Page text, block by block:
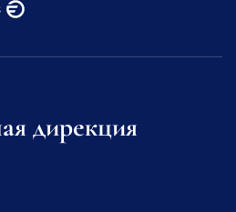
дирекция